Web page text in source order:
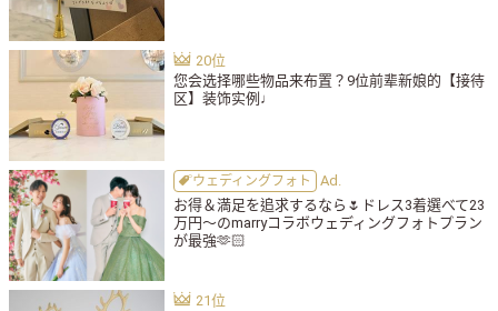
您会选择哪些物品来布置？9位前辈新娘的【接待
区】装饰实例♩
ウェディングフォト
お得＆満足を追求するなら🌷ドレス3着選べて23
万円〜のmarryコラボウェディングフォトプラン
が最強🫶🏻